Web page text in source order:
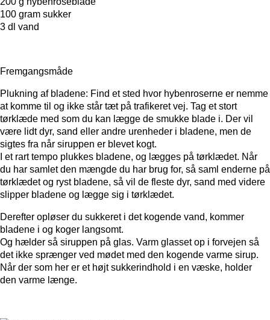
100 gram sukker
3 dl vand
Fremgangsmåde
Plukning af bladene: Find et sted hvor hybenroserne er nemme
at komme til og ikke står tæt på trafikeret vej. Tag et stort
tørklæde med som du kan lægge de smukke blade i. Der vil
være lidt dyr, sand eller andre urenheder i bladene, men de
sigtes fra når siruppen er blevet kogt.
I et rart tempo plukkes bladene, og lægges på tørklædet. Når
du har samlet den mængde du har brug for, så saml enderne på
tørklædet og ryst bladene, så vil de fleste dyr, sand med videre
slipper bladene og lægge sig i tørklædet.
Derefter opløser du sukkeret i det kogende vand, kommer
bladene i og koger langsomt.
Og hælder så siruppen på glas. Varm glasset op i forvejen så
det ikke sprænger ved mødet med den kogende varme sirup.
Når der som her er et højt sukkerindhold i en væske, holder
den varme længe.